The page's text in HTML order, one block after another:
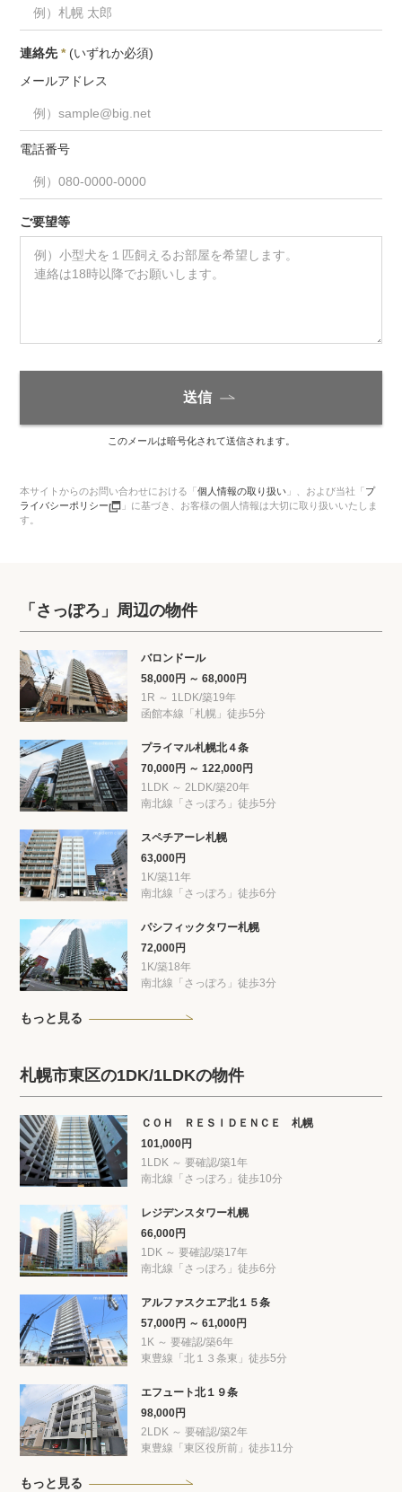
連絡先* (いずれか必須)
メールアドレス
電話番号
ご要望等
送信
このメールは暗号化されて送信されます。
本サイトからのお問い合わせにおける「個人情報の取り扱い 」、 および当社「プ
ライバシーポリシー
」に基づき、お客様の個人情報は大切に取り扱いいたしま
す。
「さっぽろ」周辺の物件
バロンドール
58,000円 ～ 68,000円
1R ～ 1LDK/築19年
函館本線「札幌」徒歩5分
プライマル札幌北４条
70,000円 ～ 122,000円
1LDK ～ 2LDK/築20年
南北線「さっぽろ」徒歩5分
スペチアーレ札幌
63,000円
1K/築11年
南北線「さっぽろ」徒歩6分
パシフィックタワー札幌
72,000円
1K/築18年
南北線「さっぽろ」徒歩3分
もっと見る
札幌市東区の1DK/1LDKの物件
ＣＯＨ ＲＥＳＩＤＥＮＣＥ 札幌
101,000円
1LDK ～ 要確認/築1年
南北線「さっぽろ」徒歩10分
レジデンスタワー札幌
66,000円
1DK ～ 要確認/築17年
南北線「さっぽろ」徒歩6分
アルファスクエア北１５条
57,000円 ～ 61,000円
1K ～ 要確認/築6年
東豊線「北１３条東」徒歩5分
エフュート北１９条
98,000円
2LDK ～ 要確認/築2年
東豊線「東区役所前」徒歩11分
もっと見る